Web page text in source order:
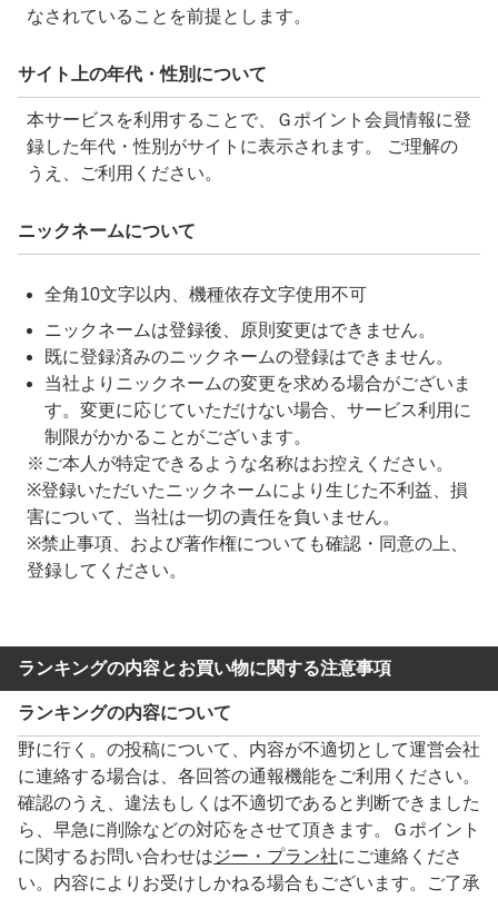
なされていることを前提とします。
サイト上の年代・性別について
本サービスを利用することで、Ｇポイント会員情報に登
録した年代・性別がサイトに表示されます。 ご理解の
うえ、ご利用ください。
ニックネームについて
全角10文字以内、機種依存文字使用不可
ニックネームは登録後、原則変更はできません。
既に登録済みのニックネームの登録はできません。
当社よりニックネームの変更を求める場合がございま
す。変更に応じていただけない場合、サービス利用に
制限がかかることがございます。
※ご本人が特定できるような名称はお控えください。
※登録いただいたニックネームにより生じた不利益、損
害について、当社は一切の責任を負いません。
※禁止事項、および著作権についても確認・同意の上、
登録してください。
ランキングの内容とお買い物に関する注意事項
ランキングの内容について
野に行く。の投稿について、内容が不適切として運営会社
に連絡する場合は、各回答の通報機能をご利用ください。
確認のうえ、違法もしくは不適切であると判断できました
ら、早急に削除などの対応をさせて頂きます。Ｇポイント
に関するお問い合わせはジー・プラン社にご連絡くださ
い。内容によりお受けしかねる場合もございます。ご了承